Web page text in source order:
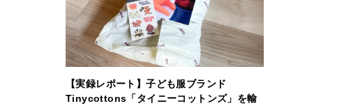
【実録レポート】子ども服ブランド
Tinycottons「タイニーコットンズ」を輸